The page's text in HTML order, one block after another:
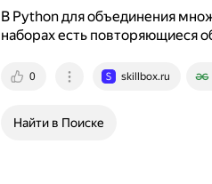
В Python для объединения
наборах есть повторяющиеся
0 skillbox.ru
Найти в Поиске